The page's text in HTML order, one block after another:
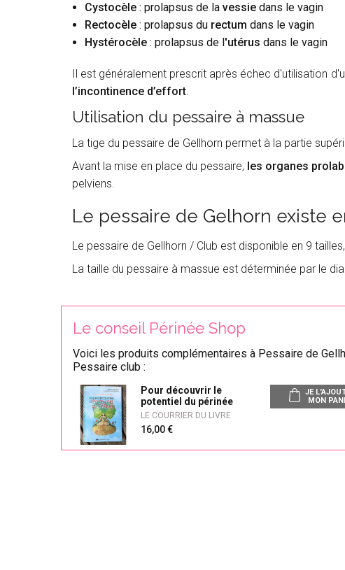
Cystocèle: prolapsus de la vessiedans le vagin
Rectocèle: prolapsus du rectum dans le vagin
Hystérocèle: prolapsus de l 'utérus dans le vagin
Il est généralement prescrit après échec d'utilisation
l’incontinence d’effort.
Utilisation du pessaire à massue
La tige du pessaire de Gellhorn permet à la partie
Avant la mise en place du pessaire, les organes
pelviens.
Le pessaire de Gelhorn existe
Le pessaire de Gellhorn / Club est disponible en 9
La taille du pessaire à massue est déterminée par le
Le conseil Périnée Shop
Voici les produits complémentaires à Pessaire de
Pessaire club :
Pour découvrir le
potentiel du périnée
LE COURRIER DU LIVRE
16,00
JE
MON